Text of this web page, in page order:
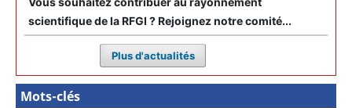
scientifique de la RFGI ? Rejoignez notre comité...
Plus d'actualités
Mots-clés